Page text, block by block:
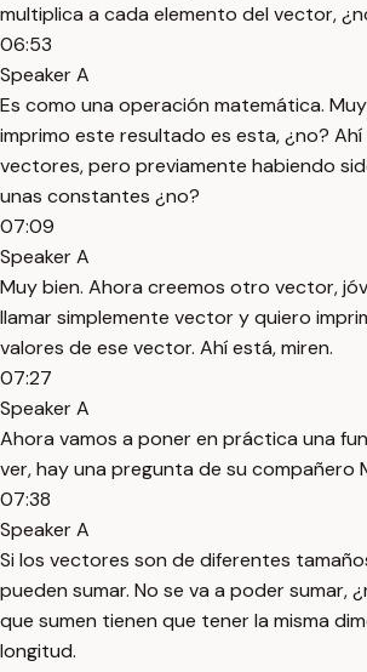
multiplica a cada elemento del vector,
06:53
Speaker A
Es como una operación matemática.
imprimo este resultado es esta, ¿no?
vectores, pero previamente habiendo
unas constantes ¿no?
07:09
Speaker A
Muy bien. Ahora creemos otro vector,
llamar simplemente vector y quiero
valores de ese vector. Ahí está, miren.
07:27
Speaker A
Ahora vamos a poner en práctica una
ver, hay una pregunta de su compañero
07:38
Speaker A
Si los vectores son de diferentes
pueden sumar. No se va a poder sumar,
que sumen tienen que tener la misma
longitud.